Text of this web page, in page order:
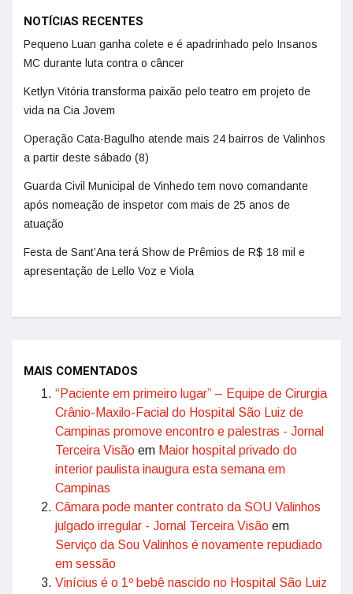
NOTÍCIAS RECENTES
Pequeno Luan ganha colete e é apadrinhado pelo Insanos
MC durante luta contra o câncer
Ketlyn Vitória transforma paixão pelo teatro em projeto de
vida na Cia Jovem
Operação Cata-Bagulho atende mais 24 bairros de Valinhos
a partir deste sábado (8)
Guarda Civil Municipal de Vinhedo tem novo comandante
após nomeação de inspetor com mais de 25 anos de
atuação
Festa de Sant’Ana terá Show de Prêmios de R$ 18 mil e
apresentação de Lello Voz e Viola
MAIS COMENTADOS
“Paciente em primeiro lugar” – Equipe de Cirurgia
Crânio-Maxilo-Facial do Hospital São Luiz de
Campinas promove encontro e palestras - Jornal
Terceira Visão em Maior hospital privado do
interior paulista inaugura esta semana em
Campinas
Câmara pode manter contrato da SOU Valinhos
julgado irregular - Jornal Terceira Visão em
Serviço da Sou Valinhos é novamente repudiado
em sessão
Vinícius é o 1º bebê nascido no Hospital São Luiz